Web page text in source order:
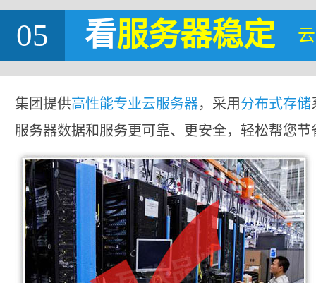
05 看服务器稳定
集团提供高性能专业云服务器，采用分布式存储
服务器数据和服务更可靠、更安全，轻松帮您节